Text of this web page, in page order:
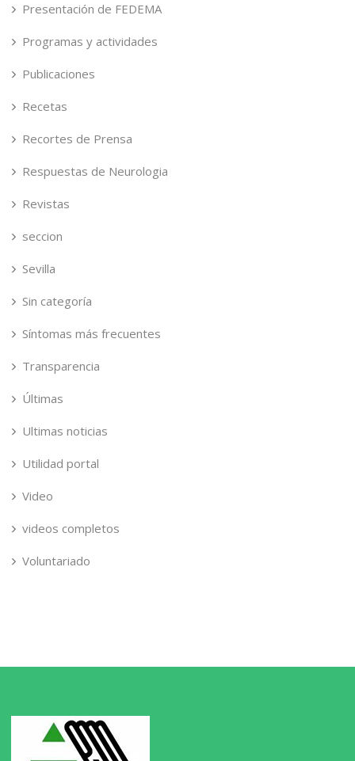
Presentación de FEDEMA
Programas y actividades
Publicaciones
Recetas
Recortes de Prensa
Respuestas de Neurologia
Revistas
seccion
Sevilla
Sin categoría
Síntomas más frecuentes
Transparencia
Últimas
Ultimas noticias
Utilidad portal
Video
videos completos
Voluntariado